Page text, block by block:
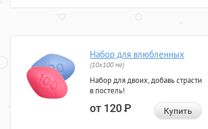
Набор для влюбленных
(10х100 мг)
Набор для двоих, добавь страсти
в постель!
от 120Р Купить